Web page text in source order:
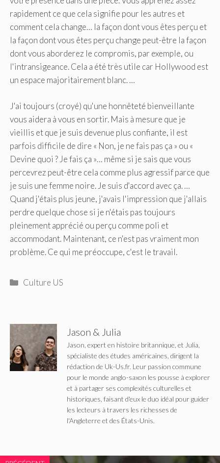
rapidement ce que cela signifie pour les autres et
comment cela change… la façon dont vous êtes perçu et
la façon dont vous êtes perçu change peut-être la façon
dont vous aborderez le compromis, par exemple, ou
l'intransigeance. Cela a été très utile car Hollywood est
un espace majoritairement blanc. …
J'ai toujours (croyé) qu'une honnêteté bienveillante
vous aidera à vous en sortir. Mais à mesure que je
vieillis et que je suis devenue plus confiante, il est
parfois difficile de dire « Non, je ne fais pas ça » ou «
Devine quoi ? Je fais ça »… même si je sais que vous
percevrez peut-être cela comme plus agressif parce que
je suis une femme noire. Je suis d'accord avec ça. …
Quand j'étais plus jeune, j'avais l'impression que j'allais
perdre quelque chose si je n'étais pas toujours
pleinement apprécié ou perçu comme poli et
accommodant. Maintenant, ce n'est pas vraiment mon
problème. Ce qui me préoccupe, c'est le travail.
Catégories
Culture US
Jason & Julia
Jason, expert en histoire britannique, et Julia,
spécialiste des études américaines, dirigent la
rédaction de Uk-Us.fr. Leur passion commune
pour le monde anglo-saxon les pousse à explorer
et à partager ses complexités culturelles et
historiques, faisant d'eux le duo idéal pour guider
les lecteurs à travers les richesses de
l'Angleterre et des États-Unis.